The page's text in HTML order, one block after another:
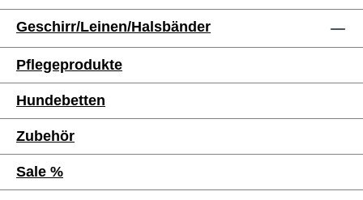
Geschirr/Leinen/Halsbänder
Pflegeprodukte
Hundebetten
Zubehör
Sale %